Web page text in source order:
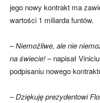
jego nowy kontrakt ma
wartości 1 miliarda funtów.
– Niemożliwe, ale nie
na świecie!– napisał
podpisaniu nowego
– Dziękuję prezydentowi